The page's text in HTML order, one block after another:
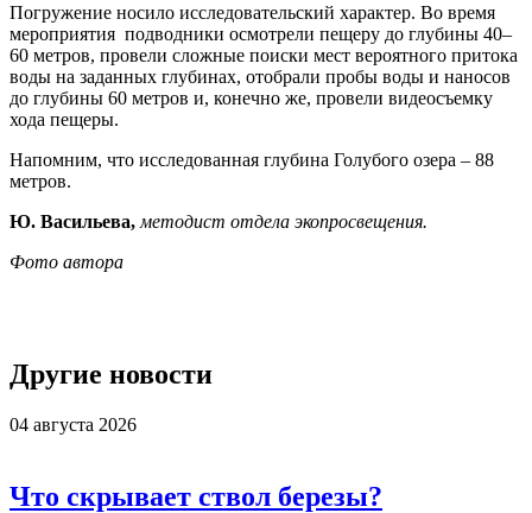
Погружение носило исследовательский характер. Во время
мероприятия подводники осмотрели пещеру до глубины 40–
60 метров, провели сложные поиски мест вероятного притока
воды на заданных глубинах, отобрали пробы воды и наносов
до глубины 60 метров и, конечно же, провели видеосъемку
хода пещеры.
Напомним, что исследованная глубина Голубого озера – 88
метров.
Ю. Васильева, методист отдела экопросвещения.
Фото автора
Другие новости
04 августа 2026
Что скрывает ствол березы?